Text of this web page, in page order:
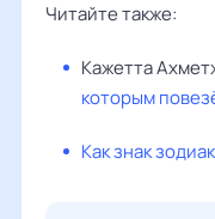
Читайте также:
Кажетта
которым
Как знак